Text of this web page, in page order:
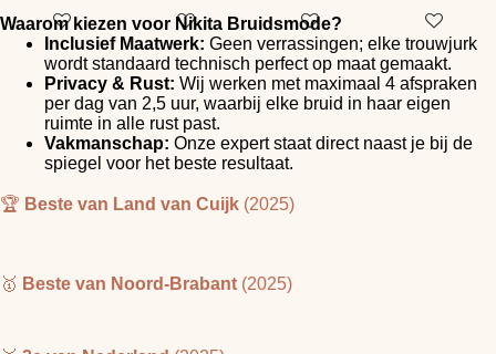
Waarom kiezen voor Nikita Bruidsmode?
Inclusief Maatwerk: Geen verrassingen; elke trouwjurk
wordt standaard technisch perfect op maat gemaakt.
Privacy & Rust: Wij werken met maximaal 4 afspraken
per dag van 2,5 uur, waarbij elke bruid in haar eigen
ruimte in alle rust past.
Vakmanschap: Onze expert staat direct naast je bij de
spiegel voor het beste resultaat.
🏆 Beste van Land van Cuijk (2025)
🥇 Beste van Noord-Brabant (2025)